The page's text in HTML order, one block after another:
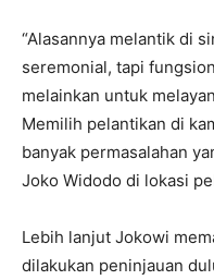
“Alasannya melantik di
seremonial, tapi
melainkan untuk
Memilih pelantikan di
banyak permasalahan
Joko Widodo di lokasi
Lebih lanjut Jokowi
dilakukan peninjauan